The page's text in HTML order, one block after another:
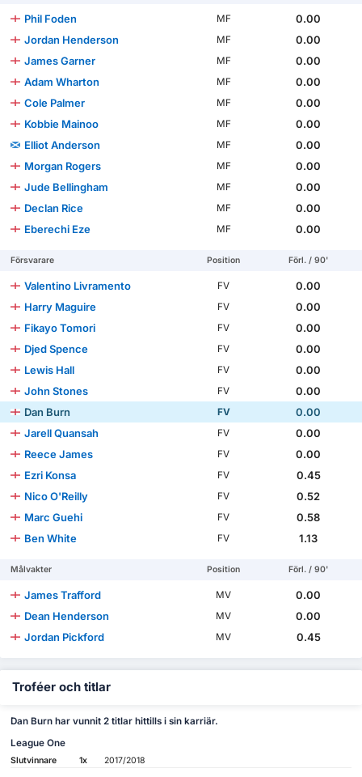
Phil Foden MF
0.00
Jordan Henderson
MF
0.00
James Garner
MF
0.00
Adam Wharton
MF
0.00
Cole Palmer
MF
0.00
Kobbie Mainoo
MF
0.00
Elliot Anderson
MF
0.00
Morgan Rogers
MF
0.00
Jude Bellingham
MF
0.00
Declan Rice
MF
0.00
Eberechi Eze
MF 0.00
Försvarare Position Förl. / 90'
Valentino Livramento FV
0.00
Harry Maguire
FV
0.00
Fikayo Tomori
FV
0.00
Djed Spence
FV
0.00
Lewis Hall
FV
0.00
John Stones
FV
0.00
Dan Burn
FV
0.00
Jarell Quansah
FV
0.00
Reece James
FV
0.00
Ezri Konsa
FV
0.45
Nico O'Reilly
FV
0.52
Marc Guehi
FV
0.58
Ben White
FV 1.13
Målvakter Position Förl. / 90'
James Trafford MV
0.00
Dean Henderson
MV
0.00
Jordan Pickford
MV 0.45
Troféer och titlar
Dan Burn har vunnit 2 titlar hittills i sin karriär.
League One
Slutvinnare 1x 2017/2018